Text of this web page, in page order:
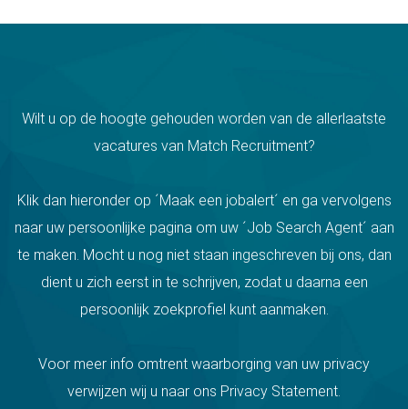
Wilt u op de hoogte gehouden worden van de allerlaatste
vacatures van Match Recruitment?
Klik dan hieronder op ´Maak een jobalert´ en ga vervolgens
naar uw persoonlijke pagina om uw ´Job Search Agent´ aan
te maken. Mocht u nog niet staan ingeschreven bij ons, dan
dient u zich eerst in te schrijven, zodat u daarna een
persoonlijk zoekprofiel kunt aanmaken.
Voor meer info omtrent waarborging van uw privacy
verwijzen wij u naar ons Privacy Statement.